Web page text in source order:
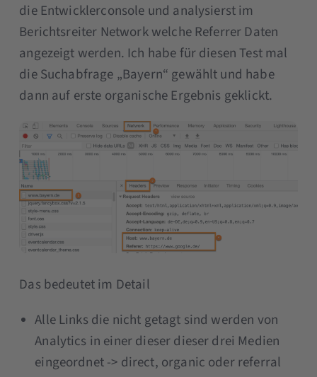
die Entwicklerconsole und analysierst im
Berichtsreiter Network welche Referrer Daten
angezeigt werden. Ich habe für diesen Test mal
die Suchabfrage „Bayern“ gewählt und habe
dann auf erste organische Ergebnis geklickt.
Das bedeutet im Detail
Alle Links die nicht getagt sind werden von
Analytics in einer dieser dieser drei Medien
eingeordnet -> direct, organic oder referral